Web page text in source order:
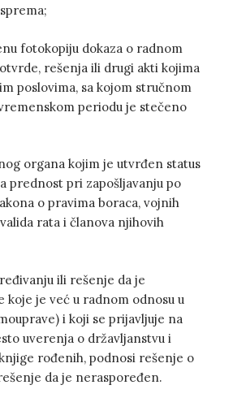
fotokopiju dokaza o radnom
rešenja ili drugi akti kojima
poslovima, sa kojom stručnom
periodu je stečeno
organa kojim je utvrđen status
prednost pri zapošljavanju po
o pravima boraca, vojnih
rata i članova njihovih
ili rešenje da je
koje je već u radnom odnosu u
i koji se prijavljuje na
uverenja o državljanstvu i
rođenih, podnosi rešenje o
da je neraspoređen.